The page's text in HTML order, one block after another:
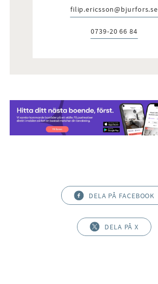
E-post:
filip.ericsson@bjurfors.se
Telefon:
0739-20 66 84
DELA PÅ FACEBOOK
DELA PÅ X